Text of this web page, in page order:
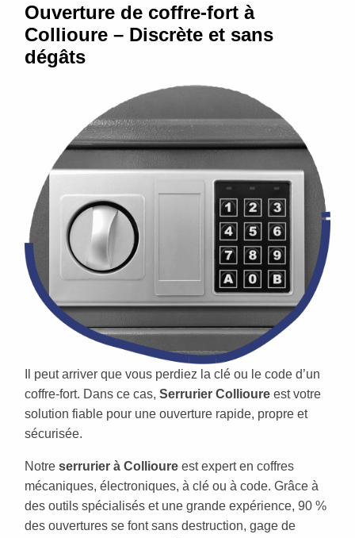
Ouverture de coffre-fort à
Collioure – Discrète et sans
dégâts
Il peut arriver que vous perdiez la clé ou le code d’un
coffre-fort. Dans ce cas, Serrurier Collioure est votre
solution fiable pour une ouverture rapide, propre et
sécurisée.
Notre serrurier à Collioure est expert en coffres
mécaniques, électroniques, à clé ou à code. Grâce à
des outils spécialisés et une grande expérience, 90 %
des ouvertures se font sans destruction, gage de